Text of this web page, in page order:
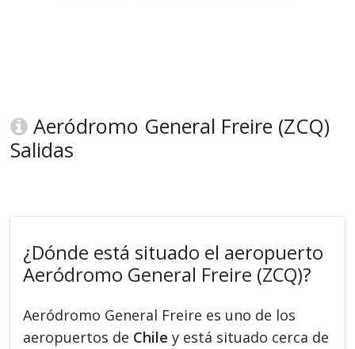
Aeródromo General Freire (ZCQ)
Salidas
¿Dónde está situado el aeropuerto
Aeródromo General Freire (ZCQ)?
Aeródromo General Freire es uno de los
aeropuertos de Chile y está situado cerca de